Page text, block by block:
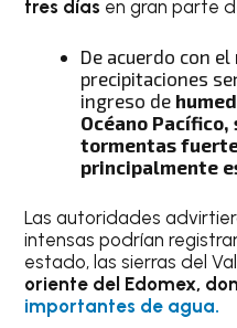
tres días en gran parte
De acuerdo con
precipitaciones
ingreso de
Océano
tormentas
principalmente
Las autoridades
intensas podrían
estado, las sierras del
oriente del Edomex,
importantes de agua.